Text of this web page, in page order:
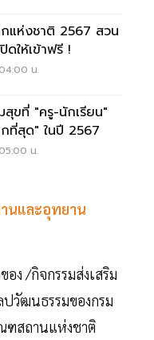
แห่งชาติ 2567 สวน
ดให้เข้าฟรี !
น.
ขที่ "ครู-นักเรียน"
ที่สุด" ในปี 2567
น.
นและอุทยาน
ง /กิจกรรมส่งเสริม
ปวัฒนธรรมของกรม
ฑสถานแห่งชาติ